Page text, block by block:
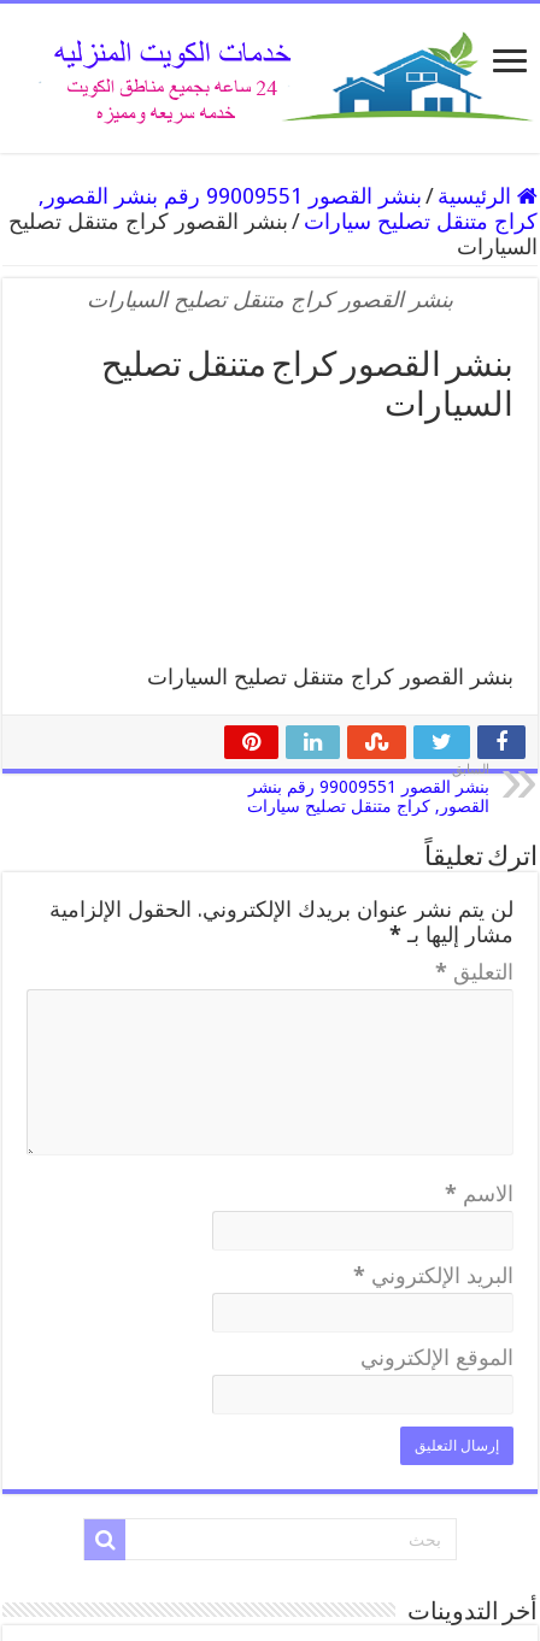
الرئيسية /
بنشر القصور 99009551 رقم بنشر القصور,
كراج متنقل تصليح سيارات /بنشر القصور كراج متنقل تصليح
السيارات
بنشر القصور كراج متنقل تصليح السيارات
بنشر القصور كراج متنقل تصليح
السيارات
بنشر القصور كراج متنقل تصليح السيارات
السابق
بنشر القصور 99009551 رقم بنشر
القصور, كراج متنقل تصليح سيارات
اترك تعليقاً
لن يتم نشر عنوان بريدك الإلكتروني. الحقول الإلزامية
مشار إليها بـ*
التعليق *
الاسم *
البريد الإلكتروني *
الموقع الإلكتروني
أخر التدوينات